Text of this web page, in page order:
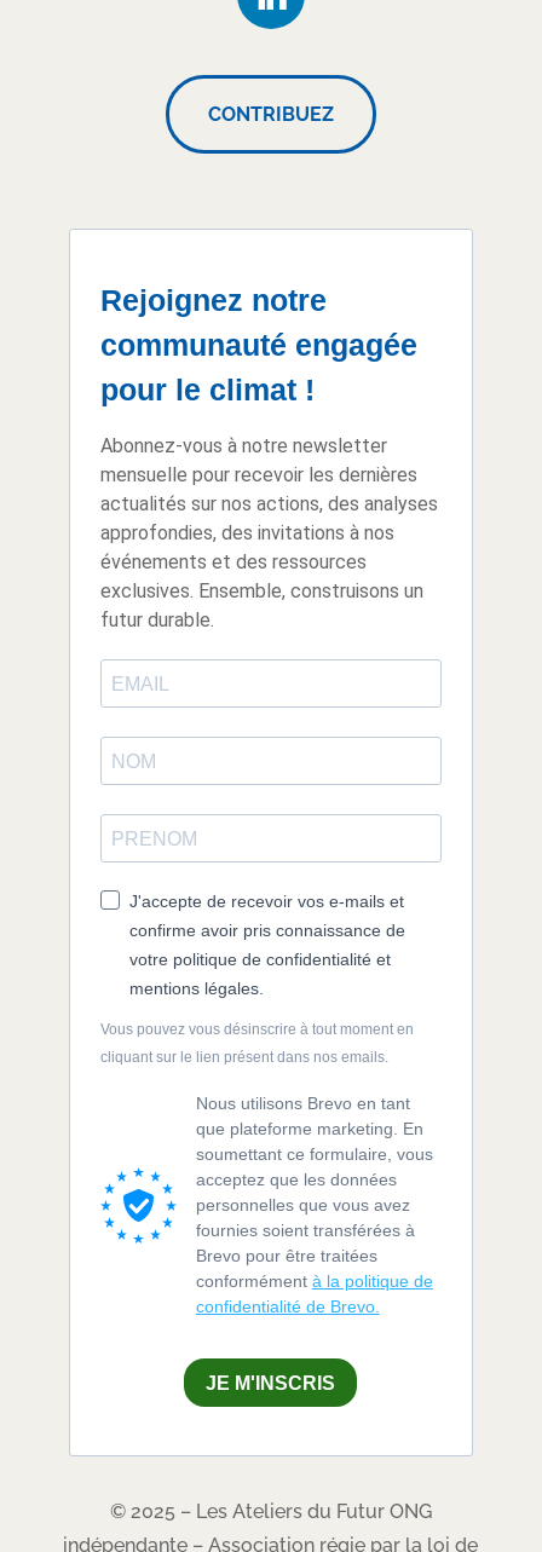
CONTRIBUEZ
Rejoignez notre
communauté engagée
pour le climat !
Abonnez-vous à notre newsletter
mensuelle pour recevoir les dernières
actualités sur nos actions, des analyses
approfondies, des invitations à nos
événements et des ressources
exclusives. Ensemble, construisons un
futur durable.
J'accepte de recevoir vos e-mails et
confirme avoir pris connaissance de
votre politique de confidentialité et
mentions légales.
Vous pouvez vous désinscrire à tout moment en
cliquant sur le lien présent dans nos emails.
Nous utilisons Brevo en tant
que plateforme marketing. En
soumettant ce formulaire, vous
acceptez que les données
personnelles que vous avez
fournies soient transférées à
Brevo pour être traitées
conformément à la politique de
confidentialité de Brevo.
JE M'INSCRIS
© 2025 – Les Ateliers du Futur ONG
indépendante – Association régie par la loi de